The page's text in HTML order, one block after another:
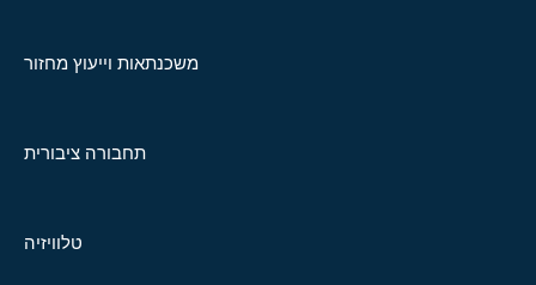
משכנתאות וייעוץ מחזור
תחבורה ציבורית
טלוויזיה